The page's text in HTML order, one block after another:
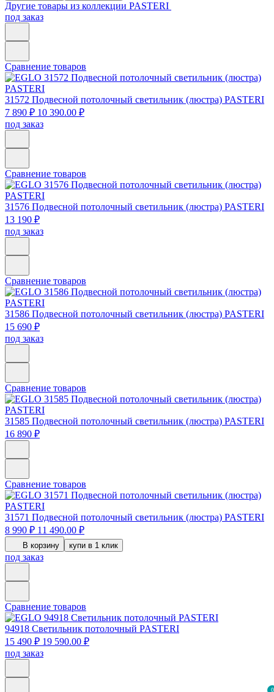
0
Другие товары из коллекции PASTERI
под заказ
Сравнение товаров
31572 Подвесной потолочный светильник (люстра) PASTERI
7 890 ₽ 10 390.00 ₽
под заказ
Сравнение товаров
31576 Подвесной потолочный светильник (люстра) PASTERI
13 190 ₽
под заказ
Сравнение товаров
31586 Подвесной потолочный светильник (люстра) PASTERI
15 690 ₽
под заказ
Сравнение товаров
31585 Подвесной потолочный светильник (люстра) PASTERI
16 890 ₽
Сравнение товаров
31571 Подвесной потолочный светильник (люстра) PASTERI
8 990 ₽ 11 490.00 ₽
В корзину купи в 1 клик
под заказ
Сравнение товаров
94918 Светильник потолочный PASTERI
15 490 ₽ 19 590.00 ₽
под заказ